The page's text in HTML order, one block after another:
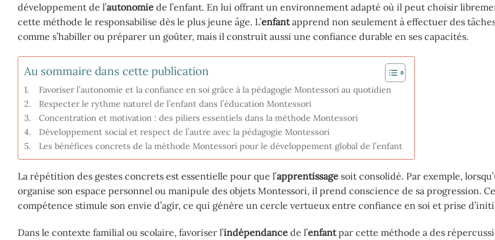
développement de l’autonomie de l’enfant. En lui offrant un environnement adapté où il peut choisir
cette méthode le responsabilise dès le plus jeune âge. L’enfantapprend non seulement à effectuer des
comme s’habiller ou préparer un goûter, mais il construit aussi une confiance durable en ses capacités.
Au sommaire dans cette publication
Favoriser l’autonomie et la confiance en soi grâce à la pédagogie Montessori au quotidien
Respecter le rythme naturel de l’enfant dans l’éducation Montessori
Concentration et motivation : des piliers essentiels dans la méthode Montessori
Développement social et respect de l’autre avec la pédagogie Montessori
Les bénéfices concrets de la méthode Montessori pour le développement global de l’enfant
La répétition des gestes concrets est essentielle pour que l’apprentissage soit consolidé. Par exemple,
organise son espace personnel ou manipule des objets Montessori, il prend conscience de sa progression.
compétence stimule son envie d’agir, ce qui génère un cercle vertueux entre confiance en soi et prise
Dans le contexte familial ou scolaire, favoriser l’indépendance de l’enfantpar cette méthode a des